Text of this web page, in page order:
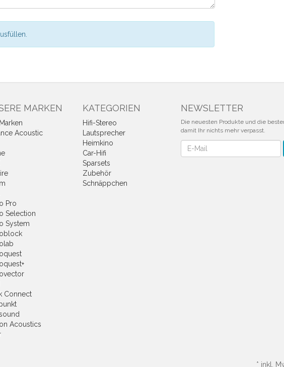
MARKEN
Acoustic
Pro
Selection
System
Connect
Acoustics
KATEGORIEN
Hifi-Stereo
Lautsprecher
Heimkino
Car-Hifi
Sparsets
Zubehör
Schnäppchen
NEWSLETTER
Die neuesten Produkte und die
damit Ihr nichts mehr verpasst.
Newsletter
* inkl.